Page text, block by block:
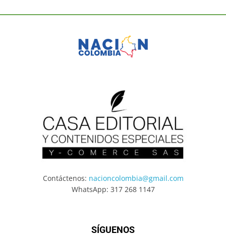
Contáctenos: nacioncolombia@gmail.com
WhatsApp: 317 268 1147
SÍGUENOS